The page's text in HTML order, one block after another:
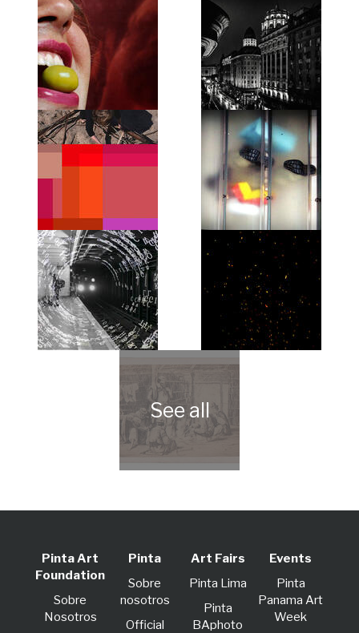
Pinta Art
Foundation
Sobre
Nosotros
Pinta
Sobre
nosotros
Official
Art Fairs
Pinta Lima
Pinta
BAphoto
Events
Pinta
Panama Art
Week